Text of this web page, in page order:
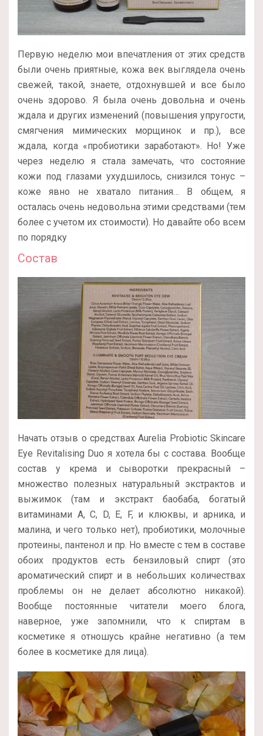
Первую неделю мои впечатления от этих средств
были очень приятные, кожа век выглядела очень
свежей, такой, знаете, отдохнувшей и все было
очень здорово. Я была очень довольна и очень
ждала и других изменений (повышения упругости,
смягчения мимических морщинок и пр.), все
ждала, когда «пробиотики заработают». Но! Уже
через неделю я стала замечать, что состояние
кожи под глазами ухудшилось, снизился тонус –
коже явно не хватало питания… В общем, я
осталась очень недовольна этими средствами (тем
более с учетом их стоимости). Но давайте обо всем
по порядку
Состав
Начать отзыв о средствах Aurelia Probiotic Skincare
Eye Revitalising Duo я хотела бы с состава. Вообще
состав у крема и сыворотки прекрасный –
множество полезных натуральный экстрактов и
выжимок (там и экстракт баобаба, богатый
витаминами A, С, D, E, F, и клюквы, и арника, и
малина, и чего только нет), пробиотики, молочные
протеины, пантенол и пр. Но вместе с тем в составе
обоих продуктов есть бензиловый спирт (это
ароматический спирт и в небольших количествах
проблемы он не делает абсолютно никакой).
Вообще постоянные читатели моего блога,
наверное, уже запомнили, что к спиртам в
косметике я отношусь крайне негативно (а тем
более в косметике для лица).